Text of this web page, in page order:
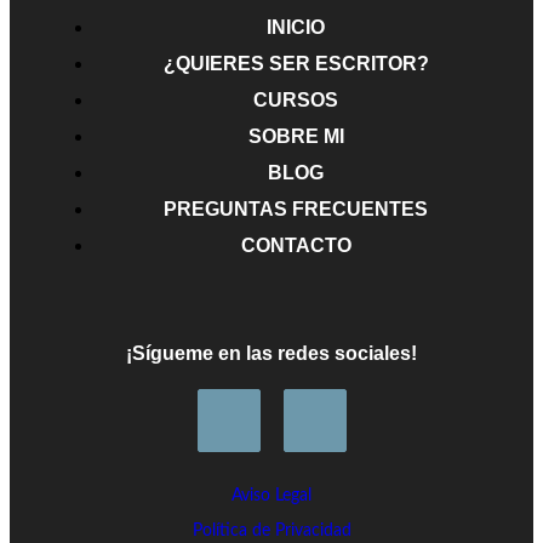
Alexander Spotswoods, un gobernador contra un
Cómo crear una plataforma de autor en redes sociales
Cómo escribir diálogos efectivos
Cómo manejar el ritmo narrativo en tu novela
Cómo construir escenas para tus novelas
INICIO
¿QUIERES SER ESCRITOR?
CURSOS
SOBRE MI
BLOG
PREGUNTAS FRECUENTES
CONTACTO
¡Sígueme en las redes sociales!
Aviso Legal
Política de Privacidad